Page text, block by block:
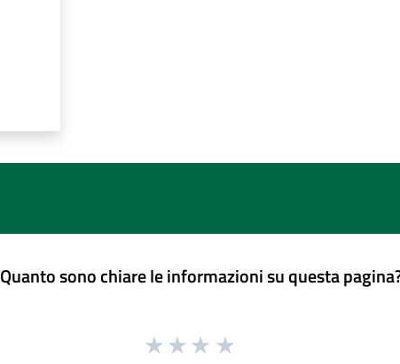
Quanto sono chiare le informazioni su questa